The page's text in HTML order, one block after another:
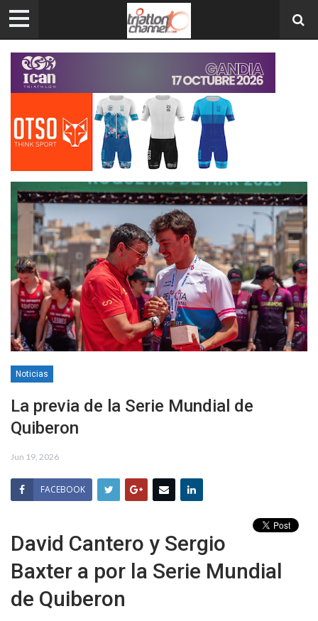
Noticias
La previa de la Serie Mundial de
Quiberon
Jun 19, 2026
FACEBOOK
David Cantero y Sergio
Baxter a por la Serie Mundial
de Quiberon